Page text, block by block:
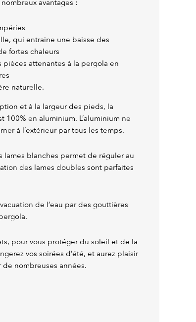
avantages :
qui entraine une baisse des
fortes chaleurs
pièces attenantes à la pergola en
naturelle.
et à la largeur des pieds, la
en aluminium. L’aluminium ne
à l’extérieur par tous les temps.
lames blanches permet de réguler au
des lames doubles sont parfaites
de l’eau par des gouttières
pour vous protéger du soleil et de la
vos soirées d’été, et aurez plaisir
nombreuses années.